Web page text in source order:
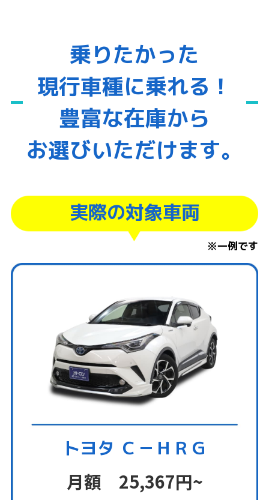
乗りたかった
現行車種に乗れる！
豊富な在庫から
お選びいただけます。
実際の対象車両
トヨタ Ｃ－ＨＲＧ
月額 25,367円~